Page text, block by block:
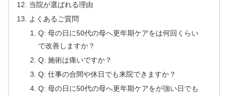
当院が選ばれる理由
よくあるご質問
Q: 母の日に50代の母へ更年期ケアをは何回くらい
で改善しますか？
Q: 施術は痛いですか？
Q: 仕事の合間や休日でも来院できますか？
Q: 母の日に50代の母へ更年期ケアをが強い日でも